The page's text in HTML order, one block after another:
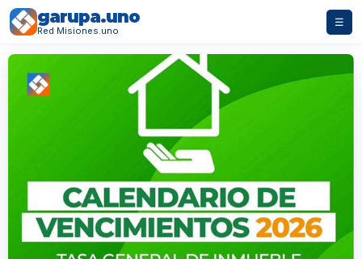
garupa.uno
Red Misiones.uno
☰